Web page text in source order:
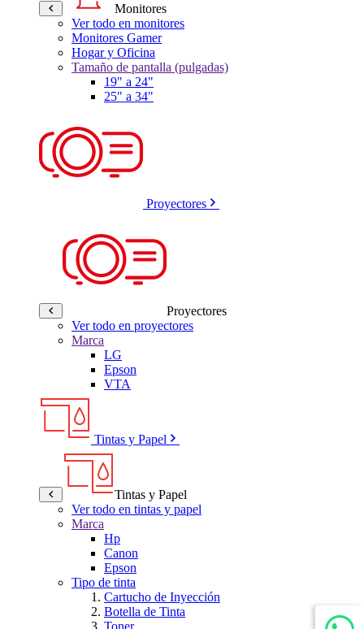
Monitores
Ver todo en monitores
Monitores Gamer
Hogar y Oficina
Tamaño de pantalla (pulgadas)
19" a 24"
25" a 34"
Proyectores
Proyectores
Ver todo en proyectores
Marca
LG
Epson
VTA
Tintas y Papel
Tintas y Papel
Ver todo en tintas y papel
Marca
Hp
Canon
Epson
Tipo de tinta
Cartucho de Inyección
Botella de Tinta
Toner